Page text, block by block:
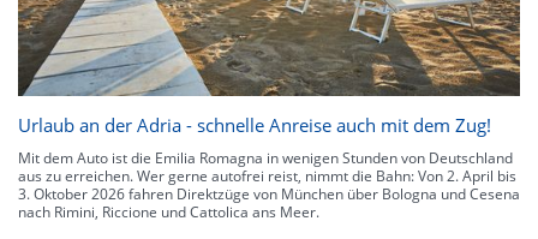
Urlaub an der Adria - schnelle Anreise auch mit dem Zug!
Mit dem Auto ist die Emilia Romagna in wenigen Stunden von Deutschland
aus zu erreichen. Wer gerne autofrei reist, nimmt die Bahn: Von 2. April bis
3. Oktober 2026 fahren Direktzüge von München über Bologna und Cesena
nach Rimini, Riccione und Cattolica ans Meer.